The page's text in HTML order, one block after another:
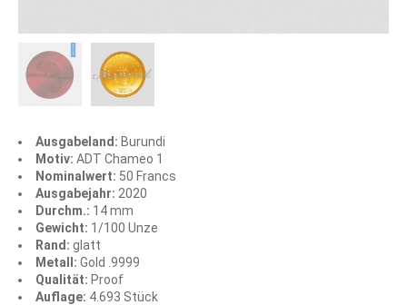
Ausgabeland: Burundi
Motiv: ADT Chameo 1
Nominalwert: 50 Francs
Ausgabejahr: 2020
Durchm.: 14 mm
Gewicht: 1/100 Unze
Rand: glatt
Metall: Gold .9999
Qualität: Proof
Auflage: 4.693 Stück